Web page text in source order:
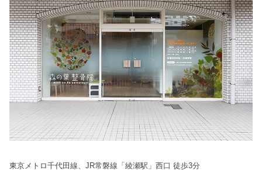
東京メトロ千代田線、JR常磐線「綾瀬駅」西口 徒歩3分